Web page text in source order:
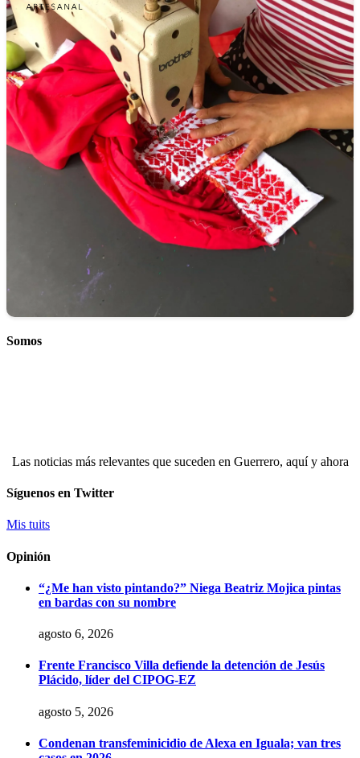
Somos
Las noticias más relevantes que suceden en Guerrero, aquí y ahora
Síguenos en Twitter
Mis tuits
Opinión
“¿Me han visto pintando?” Niega Beatriz Mojica pintas
en bardas con su nombre
agosto 6, 2026
Frente Francisco Villa defiende la detención de Jesús
Plácido, líder del CIPOG-EZ
agosto 5, 2026
Condenan transfeminicidio de Alexa en Iguala; van tres